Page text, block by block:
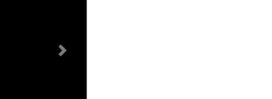
Next